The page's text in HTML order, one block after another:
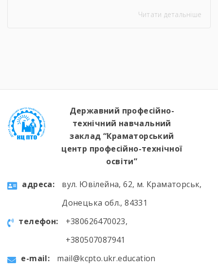
та демонструвати результати своєї
студенти підтвердили свої знання та […]
Читати детальніше
Державний професійно-
технічний навчальний
заклад “Краматорський
центр професійно-технічної
освіти”
aдресa:
вул. Ювілейна, 62, м. Краматорськ,
Донецька обл., 84331
телефон:
+380626470023,
+380507087941
e-mail:
mail@kcpto.ukr.education